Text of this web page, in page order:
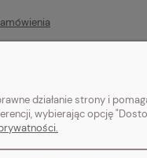
konta
dekoracyjne do domu i
działanie strony i
wybierając opcję